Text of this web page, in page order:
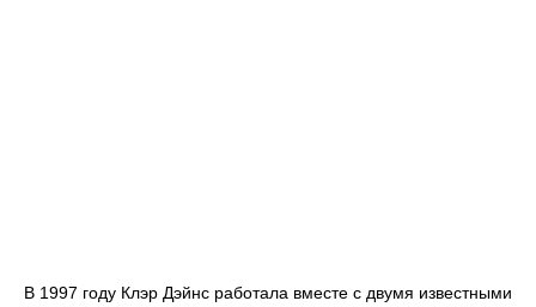
В 1997 году Клэр Дэйнс работала вместе с двумя известными